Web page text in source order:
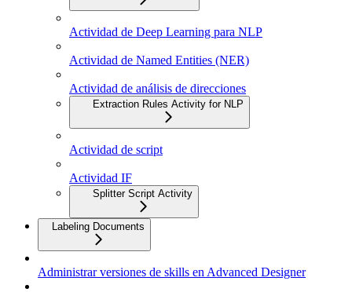
Actividad de Deep Learning para NLP
Actividad de Named Entities (NER)
Actividad de análisis de direcciones
Extraction Rules Activity for NLP
Actividad de script
Actividad IF
Splitter Script Activity
Labeling Documents
Administrar versiones de skills en Advanced Designer